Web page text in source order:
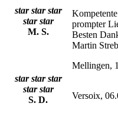
star star star
star star
M. S.
prompter
Besten
Martin
Mellingen,
star star star
star star
S. D.
Versoix,